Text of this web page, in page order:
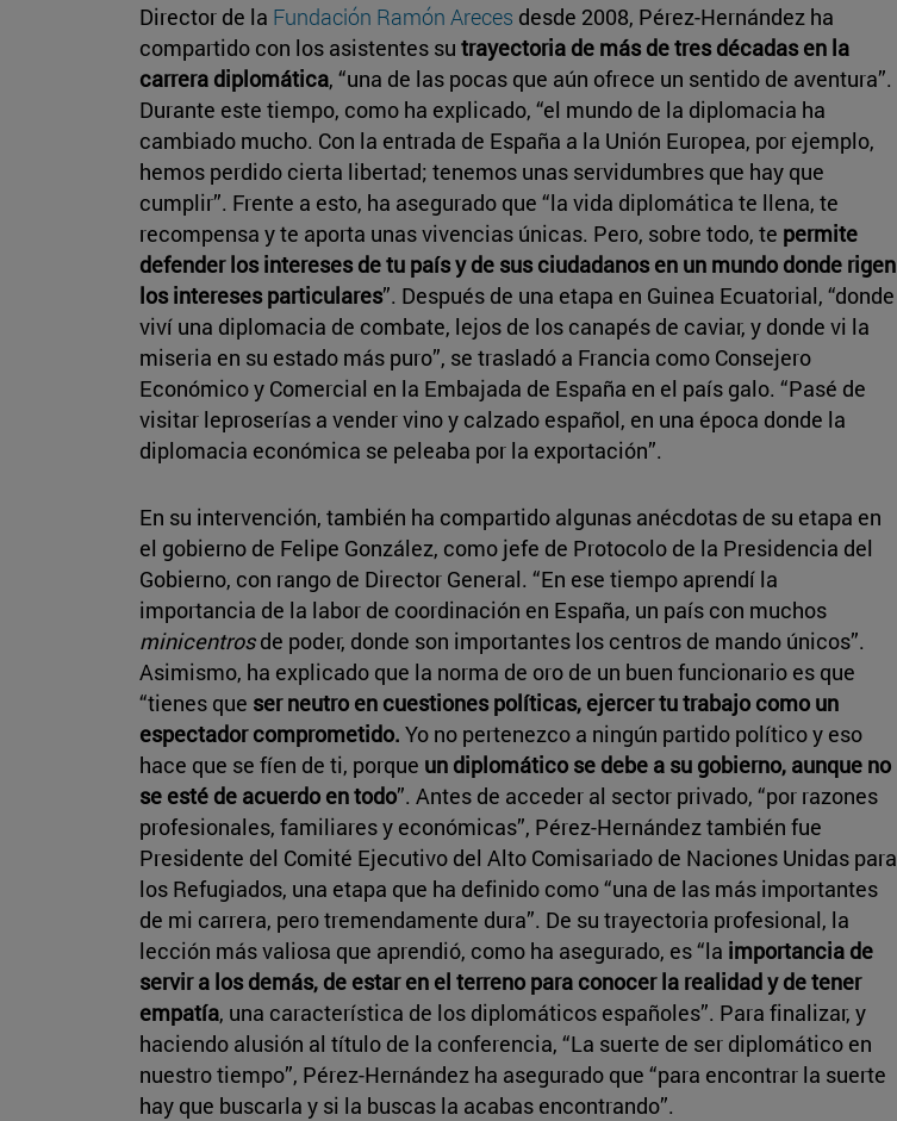
Director de la Fundación Ramón Areces desde 2008, Pérez-Hernández ha
compartido con los asistentes su trayectoria de más de tres décadas en la
carrera diplomática, “una de las pocas que aún ofrece un sentido de aventura”.
Durante este tiempo, como ha explicado, “el mundo de la diplomacia ha
cambiado mucho. Con la entrada de España a la Unión Europea, por ejemplo,
hemos perdido cierta libertad; tenemos unas servidumbres que hay que
cumplir”. Frente a esto, ha asegurado que “la vida diplomática te llena, te
recompensa y te aporta unas vivencias únicas. Pero, sobre todo, te permite
defender los intereses de tu país y de sus ciudadanos en un mundo donde rigen
los intereses particulares”. Después de una etapa en Guinea Ecuatorial, “donde
viví una diplomacia de combate, lejos de los canapés de caviar, y donde vi la
miseria en su estado más puro”, se trasladó a Francia como Consejero
Económico y Comercial en la Embajada de España en el país galo. “Pasé de
visitar leproserías a vender vino y calzado español, en una época donde la
diplomacia económica se peleaba por la exportación”.
En su intervención, también ha compartido algunas anécdotas de su etapa en
el gobierno de Felipe González, como jefe de Protocolo de la Presidencia del
Gobierno, con rango de Director General. “En ese tiempo aprendí la
importancia de la labor de coordinación en España, un país con muchos
minicentrosde poder, donde son importantes los centros de mando únicos”.
Asimismo, ha explicado que la norma de oro de un buen funcionario es que
“tienes que ser neutro en cuestiones políticas, ejercer tu trabajo como un
espectador comprometido. Yo no pertenezco a ningún partido político y eso
hace que se fíen de ti, porque un diplomático se debe a su gobierno, aunque no
se esté de acuerdo en todo”. Antes de acceder al sector privado, “por razones
profesionales, familiares y económicas”, Pérez-Hernández también fue
Presidente del Comité Ejecutivo del Alto Comisariado de Naciones Unidas para
los Refugiados, una etapa que ha definido como “una de las más importantes
de mi carrera, pero tremendamente dura”. De su trayectoria profesional, la
lección más valiosa que aprendió, como ha asegurado, es “la importancia de
servir a los demás, de estar en el terreno para conocer la realidad y de tener
empatía, una característica de los diplomáticos españoles”. Para finalizar, y
haciendo alusión al título de la conferencia, “La suerte de ser diplomático en
nuestro tiempo”, Pérez-Hernández ha asegurado que “para encontrar la suerte
hay que buscarla y si la buscas la acabas encontrando”.